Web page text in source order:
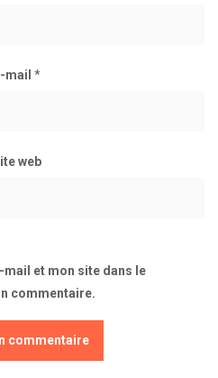
mail *
web
et mon site dans le
commentaire.